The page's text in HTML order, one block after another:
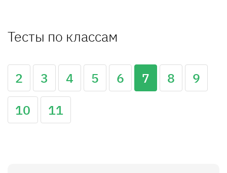
Тесты по классам
2 3 4 5 6 7 8
9
10
11